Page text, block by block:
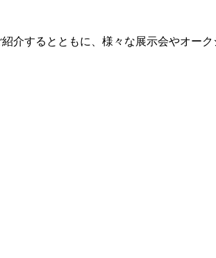
介するとともに、様々な展示会やオー